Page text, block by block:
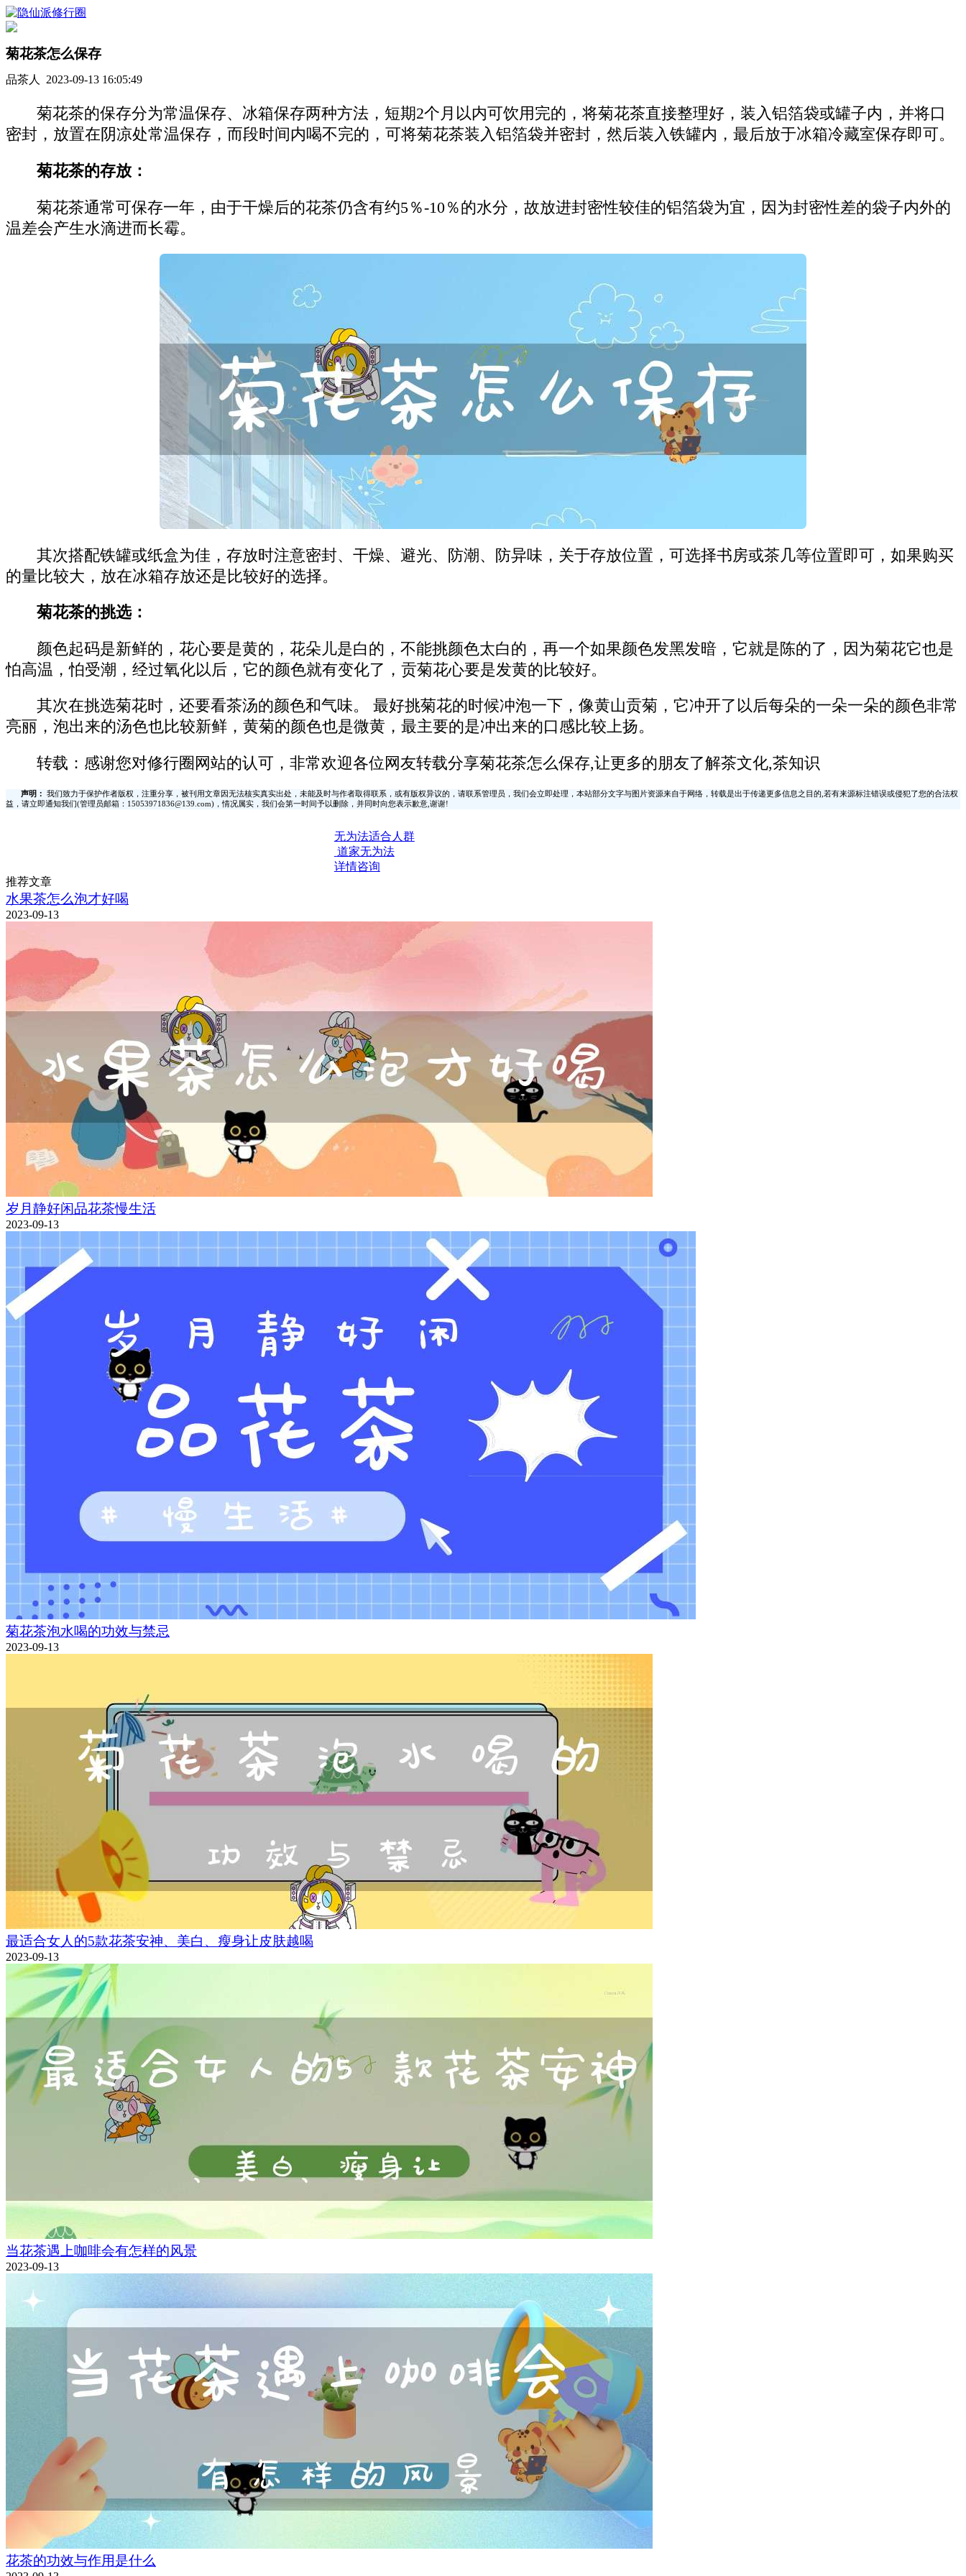
菊花茶怎么保存
品茶人 2023-09-13 16:05:49
菊花茶的保存分为常温保存、冰箱保存两种方法，短期2个月以内可饮用完的，将菊花茶直接整理好，装入铝箔袋或罐子内，并将口
密封，放置在阴凉处常温保存，而段时间内喝不完的，可将菊花茶装入铝箔袋并密封，然后装入铁罐内，最后放于冰箱冷藏室保存即可。
菊花茶的存放：
菊花茶通常可保存一年，由于干燥后的花茶仍含有约5％-10％的水分，故放进封密性较佳的铝箔袋为宜，因为封密性差的袋子内外的
温差会产生水滴进而长霉。
其次搭配铁罐或纸盒为佳，存放时注意密封、干燥、避光、防潮、防异味，关于存放位置，可选择书房或茶几等位置即可，如果购买
的量比较大，放在冰箱存放还是比较好的选择。
菊花茶的挑选：
颜色起码是新鲜的，花心要是黄的，花朵儿是白的，不能挑颜色太白的，再一个如果颜色发黑发暗，它就是陈的了，因为菊花它也是
怕高温，怕受潮，经过氧化以后，它的颜色就有变化了，贡菊花心要是发黄的比较好。
其次在挑选菊花时，还要看茶汤的颜色和气味。 最好挑菊花的时候冲泡一下，像黄山贡菊，它冲开了以后每朵的一朵一朵的颜色非常
亮丽，泡出来的汤色也比较新鲜，黄菊的颜色也是微黄，最主要的是冲出来的口感比较上扬。
转载：感谢您对修行圈网站的认可，非常欢迎各位网友转载分享菊花茶怎么保存,让更多的朋友了解茶文化,茶知识
声明：
我们致力于保护作者版权，注重分享，被刊用文章因无法核实真实出处，未能及时与作者取得联系，或有版权异议的，请联系管理员，我们会立即处理，本站部分文字与图片资源来自于网络，转载是出于传递更多信息之目的,若有来源标注错误或侵犯了您的合法权
益，请立即通知我们(管理员邮箱：15053971836@139.com)，情况属实，我们会第一时间予以删除，并同时向您表示歉意,谢谢!
无为法适合人群
道家无为法
详情咨询
推荐文章
水果茶怎么泡才好喝
2023-09-13
岁月静好闲品花茶慢生活
2023-09-13
菊花茶泡水喝的功效与禁忌
2023-09-13
最适合女人的5款花茶安神、美白、瘦身让皮肤越喝
2023-09-13
当花茶遇上咖啡会有怎样的风景
2023-09-13
花茶的功效与作用是什么